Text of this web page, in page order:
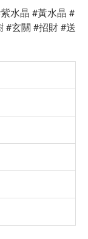
紫水晶 #黃水晶 #
#玄關 #招財#送